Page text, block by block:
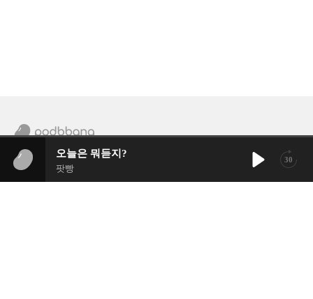
팟빵에 게시된 모든 콘텐츠들은 저작권법에 의거 보호받고 있습니다.
사업자 정보
오늘은 뭐듣지?
팟빵
30